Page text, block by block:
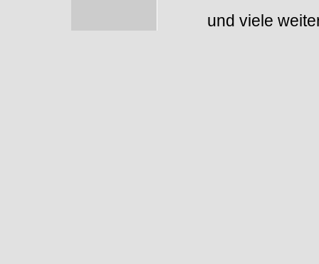
und viele